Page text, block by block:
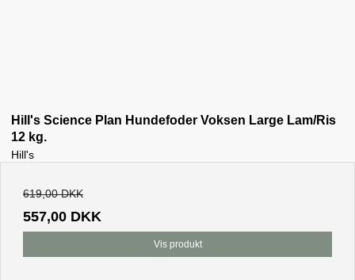
Hill's Science Plan Hundefoder Voksen Large Lam/Ris
12 kg.
Hill's
619,00 DKK
557,00 DKK
Vis produkt